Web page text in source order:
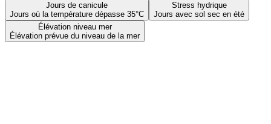
Jours de canicule
Jours où la température dépasse 35°C
Stress hydrique
Jours avec sol sec en été
Élévation niveau mer
Élévation prévue du niveau de la mer